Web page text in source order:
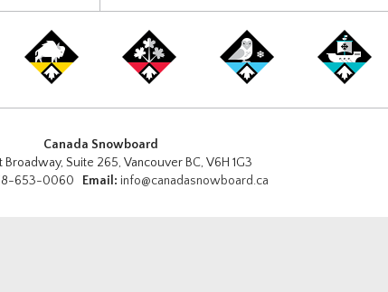
Canada Snowboard
Broadway, Suite 265, Vancouver BC, V6H 1G3
653-0060 Email: info@canadasnowboard.ca